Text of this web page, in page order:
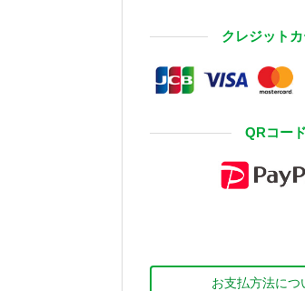
クレジット
QRコード
お支払方法につ